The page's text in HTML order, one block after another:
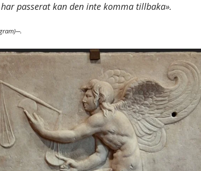
passerat kan den inte komma tillbaka».